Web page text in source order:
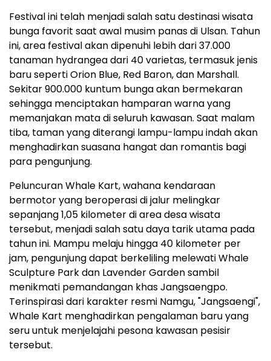
Festival ini telah menjadi salah satu destinasi wisata
bunga favorit saat awal musim panas di Ulsan. Tahun
ini, area festival akan dipenuhi lebih dari 37.000
tanaman hydrangea dari 40 varietas, termasuk jenis
baru seperti Orion Blue, Red Baron, dan Marshall.
Sekitar 900.000 kuntum bunga akan bermekaran
sehingga menciptakan hamparan warna yang
memanjakan mata di seluruh kawasan. Saat malam
tiba, taman yang diterangi lampu-lampu indah akan
menghadirkan suasana hangat dan romantis bagi
para pengunjung.
Peluncuran Whale Kart, wahana kendaraan
bermotor yang beroperasi di jalur melingkar
sepanjang 1,05 kilometer di area desa wisata
tersebut, menjadi salah satu daya tarik utama pada
tahun ini. Mampu melaju hingga 40 kilometer per
jam, pengunjung dapat berkeliling melewati Whale
Sculpture Park dan Lavender Garden sambil
menikmati pemandangan khas Jangsaengpo.
Terinspirasi dari karakter resmi Namgu, "Jangsaengi",
Whale Kart menghadirkan pengalaman baru yang
seru untuk menjelajahi pesona kawasan pesisir
tersebut.